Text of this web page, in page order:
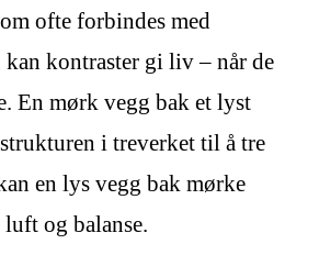
ofte forbindes med
kan kontraster gi liv – når de
En mørk vegg bak et lyst
i treverket til å tre
en lys vegg bak mørke
og balanse.